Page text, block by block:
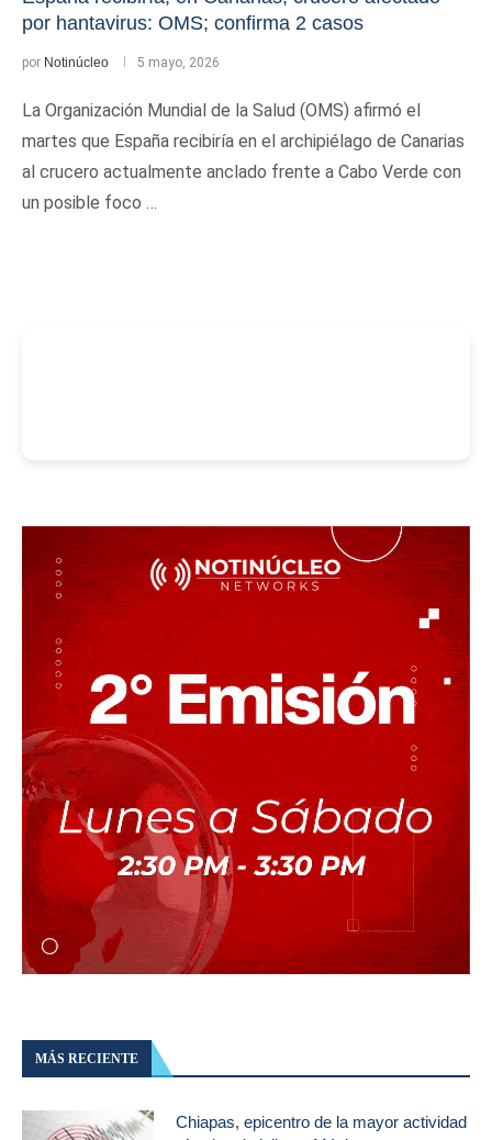
por hantavirus: OMS; confirma 2 casos
por Notinúcleo 5 mayo, 2026
La Organización Mundial de la Salud (OMS) afirmó el
martes que España recibiría en el archipiélago de Canarias
al crucero actualmente anclado frente a Cabo Verde con
un posible foco …
MÁS RECIENTE
Chiapas, epicentro de la mayor actividad